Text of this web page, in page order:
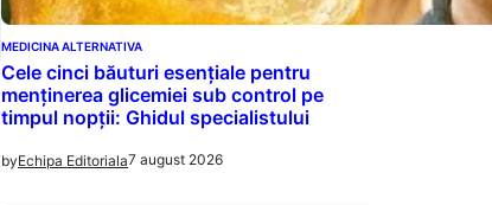
MEDICINA ALTERNATIVA
Cele cinci băuturi esențiale pentru
menținerea glicemiei sub control pe
timpul nopții: Ghidul specialistului
byEchipa Editoriala7 august 2026